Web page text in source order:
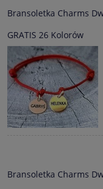
Bransoletka Charms
GRATIS 26 Kolorów
Bransoletka Charms